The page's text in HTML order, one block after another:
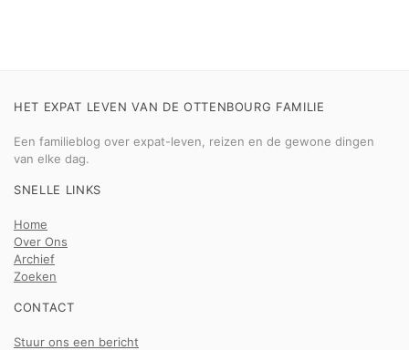
HET EXPAT LEVEN VAN DE OTTENBOURG FAMILIE
Een familieblog over expat-leven, reizen en de gewone dingen
van elke dag.
SNELLE LINKS
Home
Over Ons
Archief
Zoeken
CONTACT
Stuur ons een bericht